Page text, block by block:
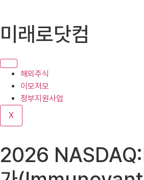
텐
로
기
미래로닷컴
해외주식
이모저모
정부지원사업
X
2026